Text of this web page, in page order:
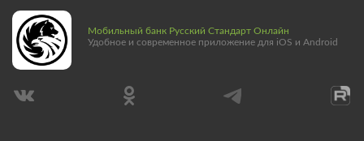
Мобильный банк Русский Стандарт Онлайн
Удобное и современное приложение для iOS и Android